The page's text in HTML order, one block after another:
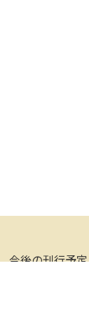
今後の刊行予定